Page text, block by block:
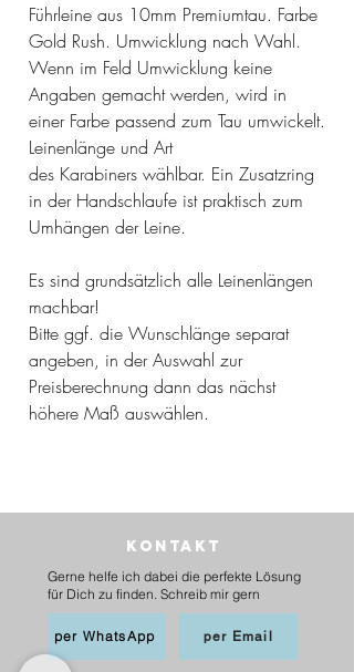
Führleine aus 10mm Premiumtau. Farbe
Gold Rush. Umwicklung nach Wahl.
Wenn im Feld Umwicklung keine
Angaben gemacht werden, wird in
einer Farbe passend zum Tau umwickelt.
Leinenlänge und Art
des Karabiners wählbar. Ein Zusatzring
in der Handschlaufe ist praktisch zum
Umhängen der Leine.
Es sind grundsätzlich alle Leinenlängen
machbar!
Bitte ggf. die Wunschlänge separat
angeben, in der Auswahl zur
Preisberechnung dann das nächst
höhere Maß auswählen.
Kontakt
Gerne helfe ich dabei die perfekte Lösung
für Dich zu finden. Schreib mir gern
per WhatsApp per Email